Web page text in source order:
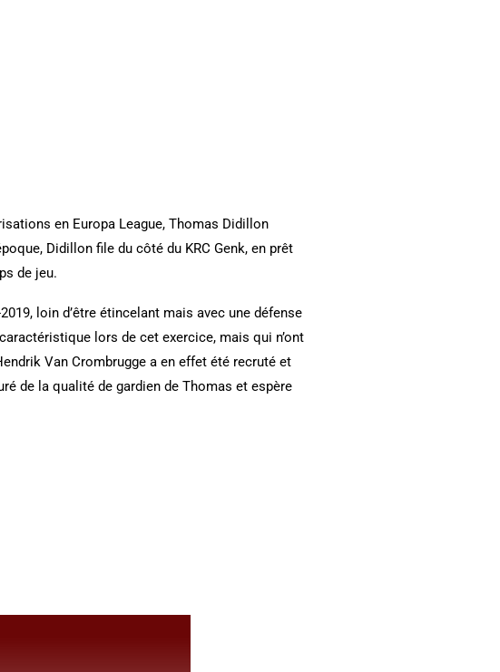
en Europa League, Thomas Didillon
Didillon file du côté du KRC Genk, en prêt
de jeu.
loin d’être étincelant mais avec une défense
lors de cet exercice, mais qui n’ont
Van Crombrugge a en effet été recruté et
de la qualité de gardien de Thomas et espère